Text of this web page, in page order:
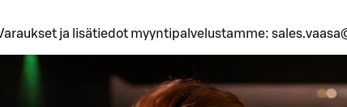
ja lisätiedot myyntipalvelustamme: